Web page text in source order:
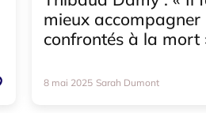
mieux accompagner
confrontés à la mort
8 mai 2025 Sarah Dumont